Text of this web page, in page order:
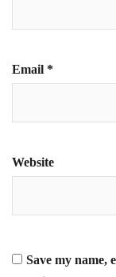
Email *
Website
Save my name,